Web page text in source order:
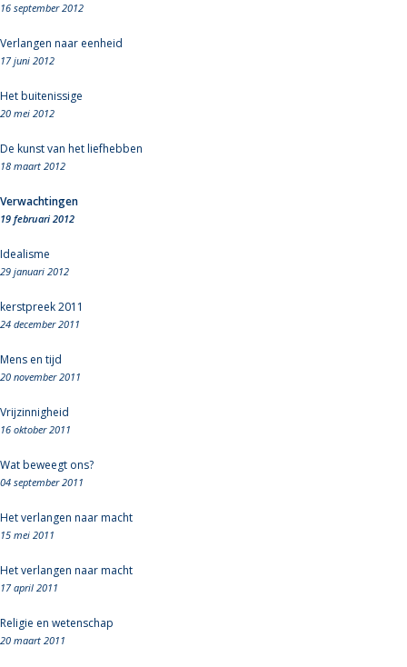
16 september 2012
Verlangen naar eenheid
17 juni 2012
Het buitenissige
20 mei 2012
De kunst van het liefhebben
18 maart 2012
Verwachtingen
19 februari 2012
Idealisme
29 januari 2012
kerstpreek 2011
24 december 2011
Mens en tijd
20 november 2011
Vrijzinnigheid
16 oktober 2011
Wat beweegt ons?
04 september 2011
Het verlangen naar macht
15 mei 2011
Het verlangen naar macht
17 april 2011
Religie en wetenschap
20 maart 2011